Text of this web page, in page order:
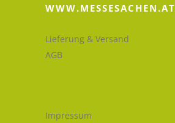
WWW.MESSESACHEN.AT
Lieferung & Versand
AGB
Impressum